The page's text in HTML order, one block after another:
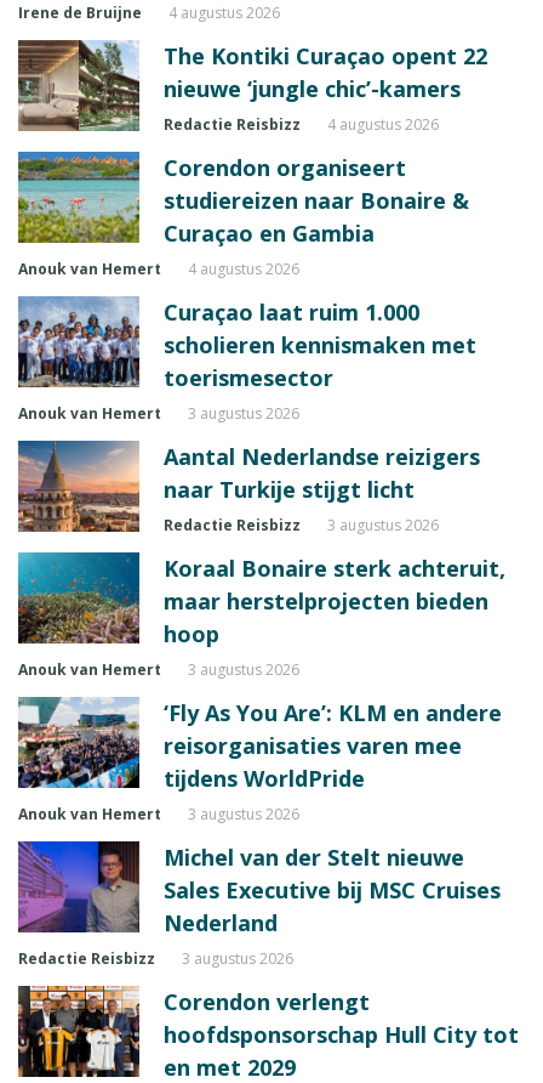
Irene de Bruijne 4 augustus 2026
The Kontiki Curaçao opent 22
nieuwe ‘jungle chic’-kamers
Redactie Reisbizz 4 augustus 2026
Corendon organiseert
studiereizen naar Bonaire &
Curaçao en Gambia
Anouk van Hemert 4 augustus 2026
Curaçao laat ruim 1.000
scholieren kennismaken met
toerismesector
Anouk van Hemert 3 augustus 2026
Aantal Nederlandse reizigers
naar Turkije stijgt licht
Redactie Reisbizz 3 augustus 2026
Koraal Bonaire sterk achteruit,
maar herstelprojecten bieden
hoop
Anouk van Hemert 3 augustus 2026
‘Fly As You Are’: KLM en andere
reisorganisaties varen mee
tijdens WorldPride
Anouk van Hemert 3 augustus 2026
Michel van der Stelt nieuwe
Sales Executive bij MSC Cruises
Nederland
Redactie Reisbizz 3 augustus 2026
Corendon verlengt
hoofdsponsorschap Hull City tot
en met 2029